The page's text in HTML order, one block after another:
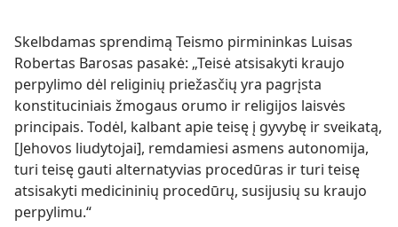
Skelbdamas sprendimą Teismo pirmininkas Luisas
Robertas Barosas pasakė: „Teisė atsisakyti kraujo
perpylimo dėl religinių priežasčių yra pagrįsta
konstituciniais žmogaus orumo ir religijos laisvės
principais. Todėl, kalbant apie teisę į gyvybę ir sveikatą,
[Jehovos liudytojai], remdamiesi asmens autonomija,
turi teisę gauti alternatyvias procedūras ir turi teisę
atsisakyti medicininių procedūrų, susijusių su kraujo
perpylimu.“